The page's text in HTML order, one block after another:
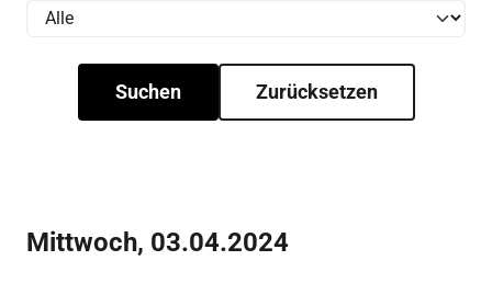
Suchen Zurücksetzen
Mittwoch, 03.04.2024